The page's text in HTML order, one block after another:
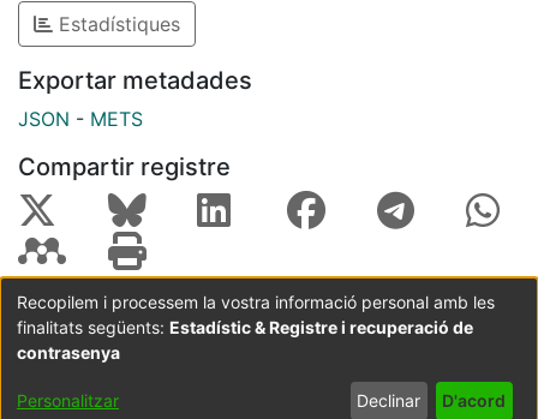
Estadístiques
Exportar metadades
JSON - METS
Compartir registre
Coordinació:CRAI UB Avís legal
Metadades
subjectes a:
Configuració
de cookies
privadesa
Recopilem i processem la vostra informació personal amb les
finalitats següents: Estadístic & Registre i recuperació de
contrasenya
Personalitzar Declinar D'acord